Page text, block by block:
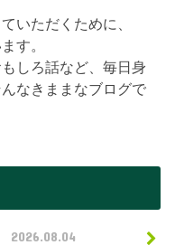
いただくために、
す。
しろ話など、毎日身
なきままなブログで
2026.08.04